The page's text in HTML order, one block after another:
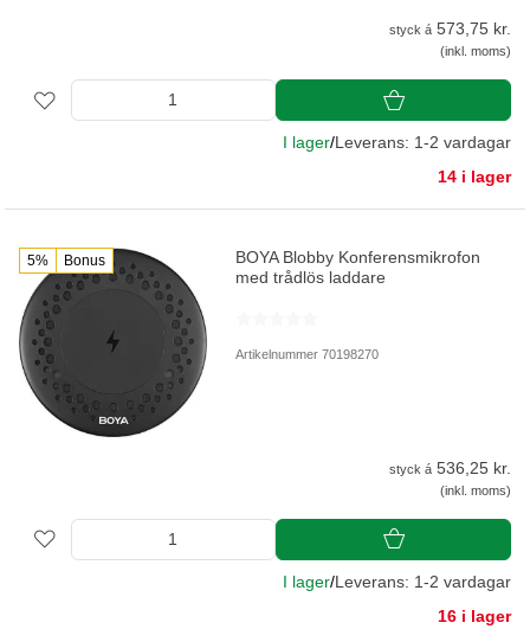
styck á 573,75 kr.
(inkl. moms)
I lager/Leverans: 1-2 vardagar
14 i lager
5% Bonus
BOYA Blobby Konferensmikrofon
med trådlös laddare
Artikelnummer 70198270
styck á 536,25 kr.
(inkl. moms)
I lager/Leverans: 1-2 vardagar
16 i lager